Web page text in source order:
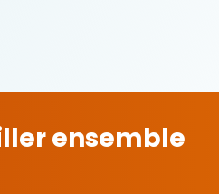
ensemble